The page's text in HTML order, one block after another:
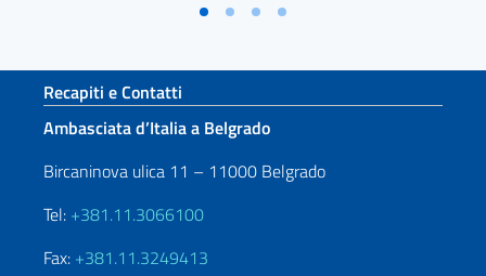
Sezione footer
Recapiti e Contatti
Ambasciata d’Italia a Belgrado
Bircaninova ulica 11 – 11000 Belgrado
Tel: +381.11.3066100
Fax: +381.11.3249413